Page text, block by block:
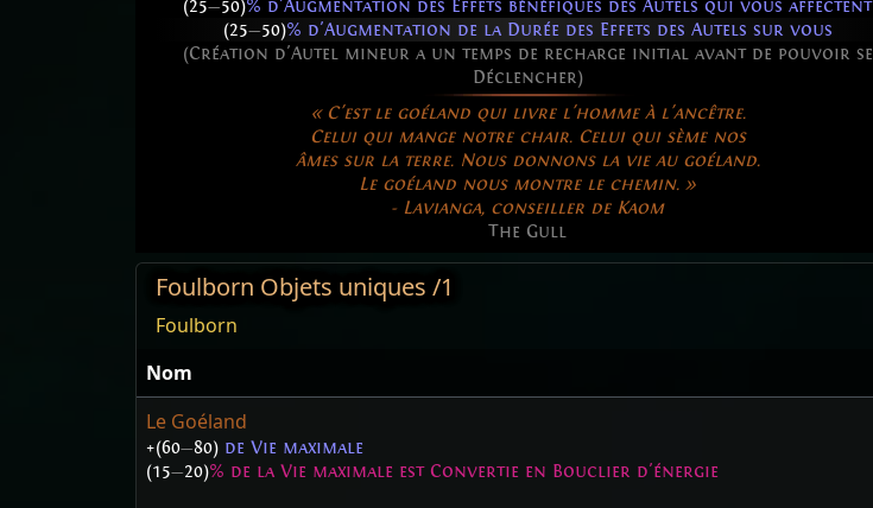
(25—50)% d'Augmentation des Effets bénéfiques des Autels qui vous affectent
(25—50)% d'Augmentation de la Durée des Effets des Autels sur vous
(Création d'Autel mineur a un temps de recharge initial avant de pouvoir se
Déclencher)
« C'est le goéland qui livre l'homme à l'ancêtre.
Celui qui mange notre chair. Celui qui sème nos
âmes sur la terre. Nous donnons la vie au goéland.
Le goéland nous montre le chemin. »
- Lavianga, conseiller de Kaom
The Gull
Foulborn Objets uniques /1
Foulborn
Nom
Le Goéland
+(60—80) de Vie maximale
(15—20)% de la Vie maximale est Convertie en Bouclier d'énergie